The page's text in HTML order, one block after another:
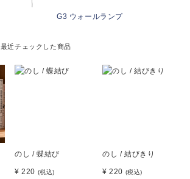
G3 ウォールランプ
最近チェックした商品
のし / 蝶結び
¥ 220 (税込)
のし / 結びきり
¥ 220 (税込)